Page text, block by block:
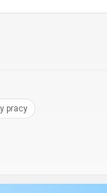
pracy